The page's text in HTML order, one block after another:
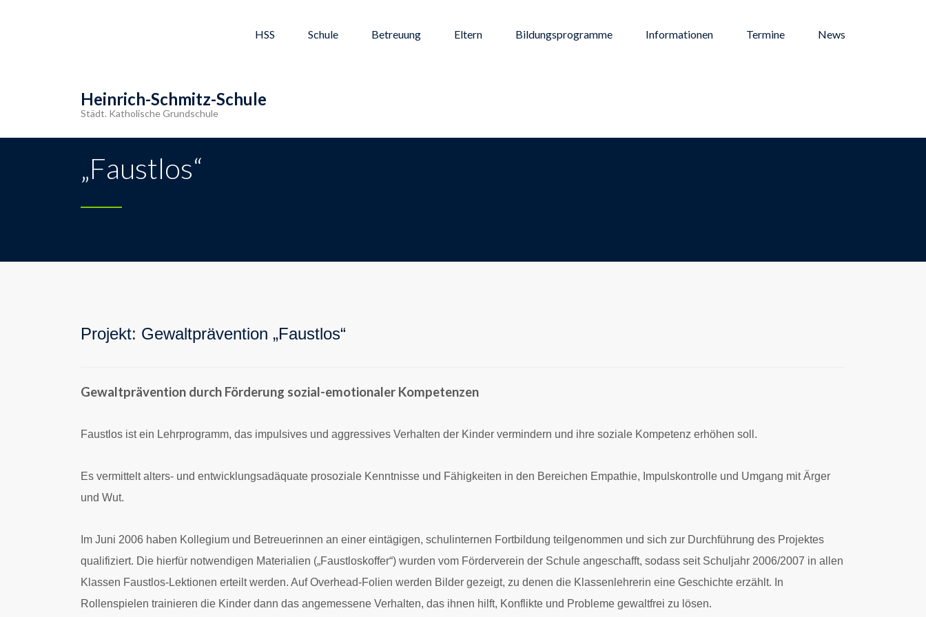
HSS Schule Betreuung Eltern Bildungsprogramme Informationen Termine News
Heinrich-Schmitz-Schule
Städt. Katholische Grundschule
„Faustlos“
Projekt: Gewaltprävention „Faustlos“
Gewaltprävention durch Förderung sozial-emotionaler Kompetenzen
Faustlos ist ein Lehrprogramm, das impulsives und aggressives Verhalten der Kinder vermindern und ihre soziale Kompetenz erhöhen soll.
Es vermittelt alters- und entwicklungsadäquate prosoziale Kenntnisse und Fähigkeiten in den Bereichen Empathie, Impulskontrolle und Umgang mit Ärger
und Wut.
Im Juni 2006 haben Kollegium und Betreuerinnen an einer eintägigen, schulinternen Fortbildung teilgenommen und sich zur Durchführung des Projektes
qualifiziert. Die hierfür notwendigen Materialien („Faustloskoffer“) wurden vom Förderverein der Schule angeschafft, sodass seit Schuljahr 2006/2007 in allen
Klassen Faustlos-Lektionen erteilt werden. Auf Overhead-Folien werden Bilder gezeigt, zu denen die Klassenlehrerin eine Geschichte erzählt. In
Rollenspielen trainieren die Kinder dann das angemessene Verhalten, das ihnen hilft, Konflikte und Probleme gewaltfrei zu lösen.